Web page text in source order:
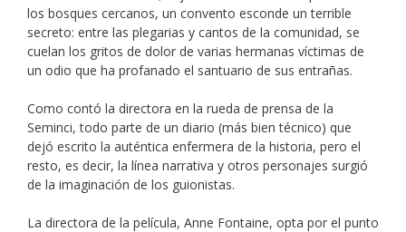
los bosques cercanos, un convento esconde un terrible
secreto: entre las plegarias y cantos de la comunidad, se
cuelan los gritos de dolor de varias hermanas víctimas de
un odio que ha profanado el santuario de sus entrañas.
Como contó la directora en la rueda de prensa de la
Seminci, todo parte de un diario (más bien técnico) que
dejó escrito la auténtica enfermera de la historia, pero el
resto, es decir, la línea narrativa y otros personajes surgió
de la imaginación de los guionistas.
La directora de la película, Anne Fontaine, opta por el punto